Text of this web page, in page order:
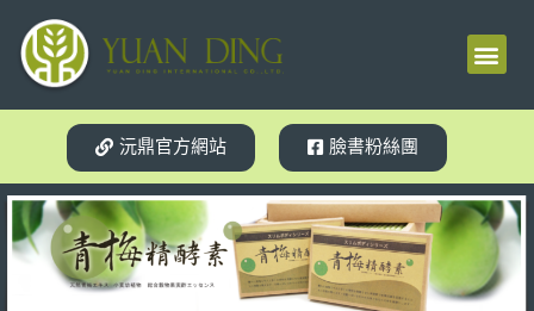
沅鼎官方網站 臉書粉絲團